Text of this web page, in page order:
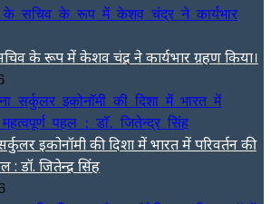
के रूप में केशव चंद्र ने कार्यभार ग्रहण किया।
इकोनॉमी की दिशा में भारत में परिवर्तन की
डॉ. जितेन्द्र सिंह